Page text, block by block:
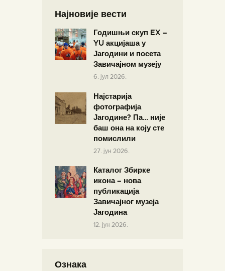
Најновије вести
Годишњи скуп EX –
YU акцијаша у
Јагодини и посета
Завичајном музеју
6. јул 2026.
Најстарија
фотографија
Јагодине? Па… није
баш она на коју сте
помислили
27. јун 2026.
Каталог Збирке
икона – нова
публикација
Завичајног музеја
Јагодина
12. јун 2026.
Ознака